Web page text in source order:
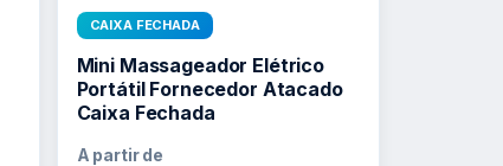
CAIXA FECHADA
Mini Massageador Elétrico
Portátil Fornecedor Atacado
Caixa Fechada
A partir de